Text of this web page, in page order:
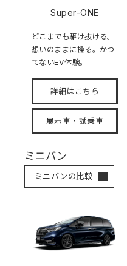
Super-ONE
どこまでも駆け抜ける。
想いのままに操る。かつ
てないEV体験。
詳細はこちら
展示車・試乗車
ミニバン
ミニバンの比較